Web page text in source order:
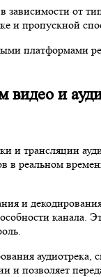
зависимости от
и пропускной
платформами
видео и
и трансляции
в реальном
и
и позволяет